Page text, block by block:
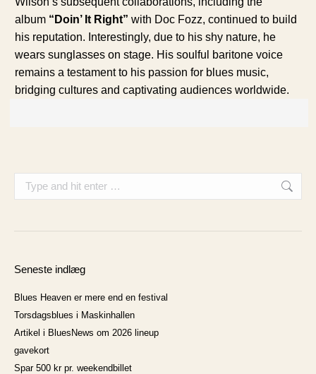
album “Doin’ It Right” with Doc Fozz, continued to build
his reputation. Interestingly, due to his shy nature, he
wears sunglasses on stage. His soulful baritone voice
remains a testament to his passion for blues music,
bridging cultures and captivating audiences worldwide.
Search:
Seneste indlæg
Blues Heaven er mere end en festival
Torsdagsblues i Maskinhallen
Artikel i BluesNews om 2026 lineup
gavekort
Spar 500 kr pr. weekendbillet